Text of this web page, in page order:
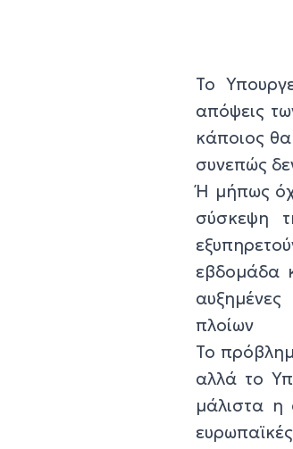
Το
απόψεις
κάποιος
συνεπώς
Ή μήπως
σύσκεψη
εβδομάδα
πλοίων
Το
αλλά το
μάλιστα η